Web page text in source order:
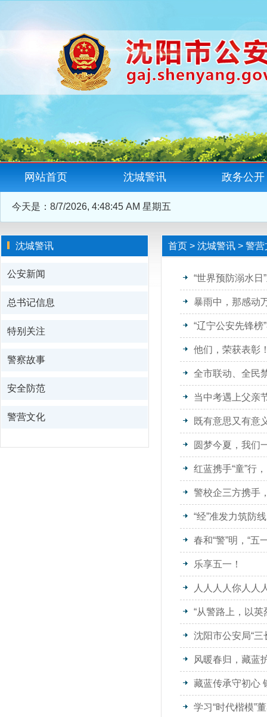
网站首页 沈城警讯 政务公开
今天是： 8/7/2026, 4:48:45 AM 星期五
沈城警讯
公安新闻
总书记信息
特别关注
警察故事
安全防范
警营文化
首页 > 沈城警讯 > 警营
“世界预防溺水
暴雨中，那感动
“辽宁公安先锋
他们，荣获表彰
全市联动、全民
当中考遇上父亲
既有意思又有意
圆梦今夏，我们
红蓝携手“童”行
警校企三方携手
“经”准发力筑防
春和“警”明，“五
乐享五一！
人人人人你人人
“从警路上，以英
沈阳市公安局“
风暖春归，藏蓝
藏蓝传承守初心
学习“时代楷模”